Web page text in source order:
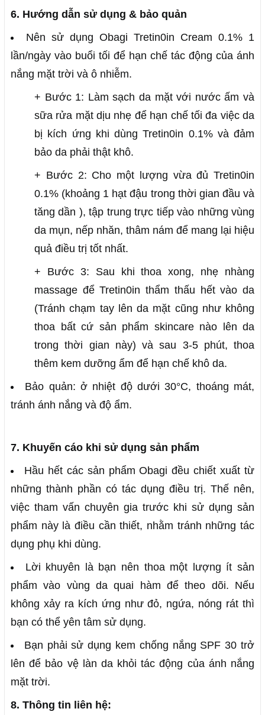
6. Hướng dẫn sử dụng & bảo quản
Nên sử dụng Obagi Tretin0in Cream 0.1% 1
lần/ngày vào buổi tối để hạn chế tác động của ánh
nắng mặt trời và ô nhiễm.
+ Bước 1: Làm sạch da mặt với nước ấm và
sữa rửa mặt dịu nhẹ để hạn chế tối đa việc da
bị kích ứng khi dùng Tretin0in 0.1% và đảm
bảo da phải thật khô.
+ Bước 2: Cho một lượng vừa đủ Tretin0in
0.1% (khoảng 1 hạt đậu trong thời gian đầu và
tăng dần ), tập trung trực tiếp vào những vùng
da mụn, nếp nhăn, thâm nám để mang lại hiệu
quả điều trị tốt nhất.
+ Bước 3: Sau khi thoa xong, nhẹ nhàng
massage để Tretin0in thẩm thấu hết vào da
(Tránh chạm tay lên da mặt cũng như không
thoa bất cứ sản phẩm skincare nào lên da
trong thời gian này) và sau 3-5 phút, thoa
thêm kem dưỡng ẩm để hạn chế khô da.
Bảo quản: ở nhiệt độ dưới 30°C, thoáng mát,
tránh ánh nắng và độ ẩm.
7. Khuyến cáo khi sử dụng sản phẩm
Hầu hết các sản phẩm Obagi đều chiết xuất từ
những thành phần có tác dụng điều trị. Thế nên,
việc tham vấn chuyên gia trước khi sử dụng sản
phẩm này là điều cần thiết, nhằm tránh những tác
dụng phụ khi dùng.
Lời khuyên là bạn nên thoa một lượng ít sản
phẩm vào vùng da quai hàm để theo dõi. Nếu
không xảy ra kích ứng như đỏ, ngứa, nóng rát thì
bạn có thể yên tâm sử dụng.
Bạn phải sử dụng kem chống nắng SPF 30 trở
lên để bảo vệ làn da khỏi tác động của ánh nắng
mặt trời.
8. Thông tin liên hệ: